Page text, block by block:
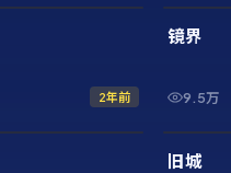
2年前
最新
镜界
9.5万
最新
旧城